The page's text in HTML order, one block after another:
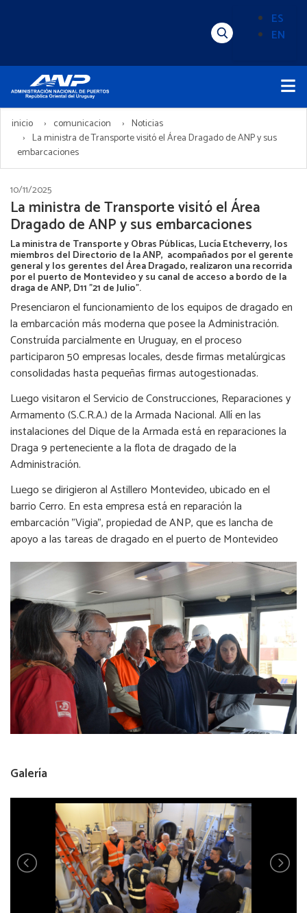
idioma
(Content)
ES
EN
Menú
Principal
inicio comunicacion
Noticias
La ministra de Transporte visitó el Área Dragado de ANP y sus
embarcaciones
10/11/2025
La ministra de Transporte visitó el Área
Dragado de ANP y sus embarcaciones
La ministra de Transporte y Obras Públicas, Lucía Etcheverry, los
miembros del Directorio de la ANP, acompañados por el gerente
general y los gerentes del Área Dragado, realizaron una recorrida
por el puerto de Montevideo y su canal de acceso a bordo de la
draga de ANP, D11 "21 de Julio".
Presenciaron el funcionamiento de los equipos de dragado en
la embarcación más moderna que posee la Administración.
Construída parcialmente en Uruguay, en el proceso
participaron 50 empresas locales, desde firmas metalúrgicas
consolidadas hasta pequeñas firmas autogestionadas.
Luego visitaron el Servicio de Construcciones, Reparaciones y
Armamento (S.C.R.A.) de la Armada Nacional. Allí en las
instalaciones del Dique de la Armada está en reparaciones la
Draga 9 perteneciente a la flota de dragado de la
Administración.
Luego se dirigieron al Astillero Montevideo, ubicado en el
barrio Cerro. En esta empresa está en reparación la
embarcación "Vigia", propiedad de ANP, que es lancha de
apoyo a las tareas de dragado en el puerto de Montevideo
Galería